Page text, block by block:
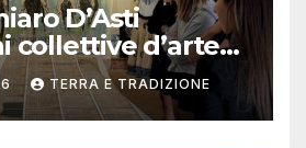
D’Asti
collettive d’arte
TERRA E TRADIZIONE